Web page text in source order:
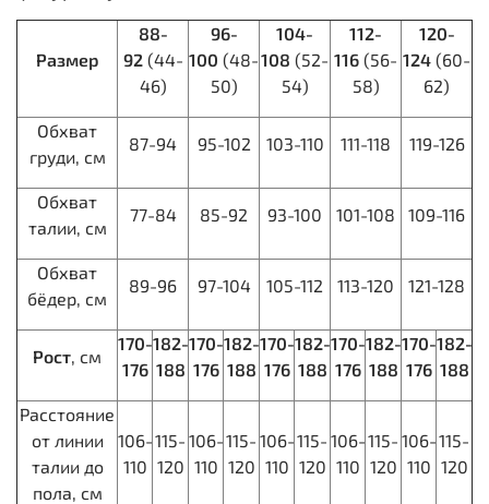
области груди, талии, низа и низа рукавов
настрачивается СОП 50 мм для обозначения
сигнальной видимости. Полукомбинезон прямой, с
отрезной грудкой и спинкой, с центральной застёжкой
боковыми карманами, с эластичной лентой по спинке,
для лучшего прилегания. Бретели регулируются при
помощи эластичной ленты и пряжек фастексов. Низ
изделия выполнен из отделочной ткани. В
полукомбинезоне используется СОП 50 мм для
обозначения сигнальной видимости.
Размер
88-
92 (44-
46)
96-
100 (48-
50)
104-
108 (52-
54)
112-
116 (56-
58)
120-
124 (60-
62)
Обхват
груди, см
87-94 95-102 103-110 111-118 119-126
Обхват
талии, см
77-84 85-92 93-100 101-108 109-116
Обхват
бёдер, см
89-96 97-104 105-112 113-120 121-128
Рост , см
170-
176
182-
188
170-
176
182-
188
170-
176
182-
188
170-
176
182-
188
170-
176
182-
188
Расстояние
от линии
талии до
пола, см
106-
110
115-
120
106-
110
115-
120
106-
110
115-
120
106-
110
115-
120
106-
110
115-
120